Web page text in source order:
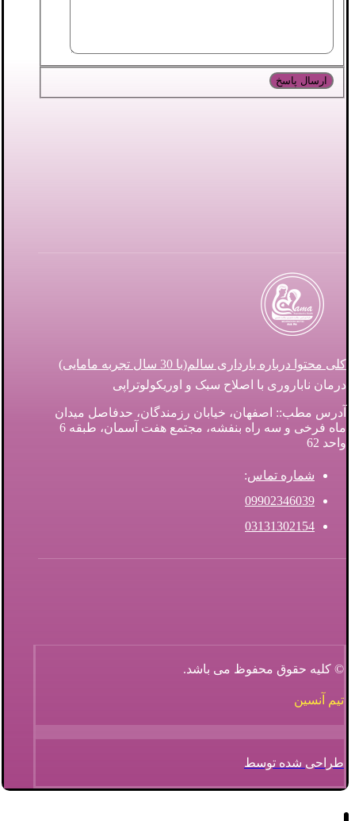
کلی محتوا درباره بارداری سالم(با 30 سال تجربه مامایی)
درمان ناباروری با اصلاح سبک و اوریکولوتراپی
آدرس مطب:: اصفهان، خیابان رزمندگان، حدفاصل میدان
ماه فرخی و سه راه بنفشه، مجتمع هفت آسمان، طبقه 6
واحد 62
شماره تماس:
09902346039
03131302154
© کلیه حقوق محفوظ می باشد.
تیم آنسین
طراحی شده توسط